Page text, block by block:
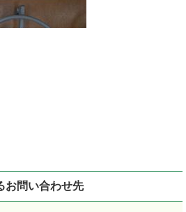
お問い合わせ先